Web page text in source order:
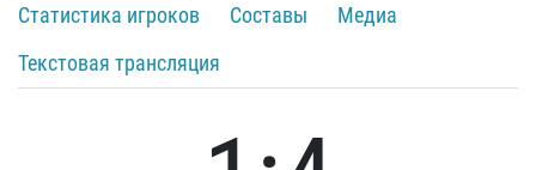
Статистика игроков
Составы
Медиа
Текстовая трансляция